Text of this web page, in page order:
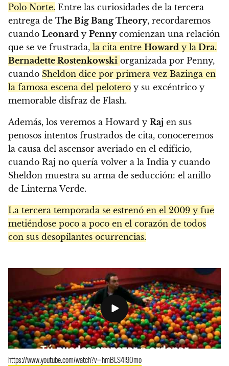
Polo Norte. Entre las curiosidades de la tercera
entrega de The Big Bang Theory, recordaremos
cuando Leonard y Pennycomienzan una relación
que se ve frustrada, la cita entre Howard y la Dra.
Bernadette Rostenkowski organizada por Penny,
cuando Sheldon dice por primera vez Bazinga en
la famosa escena del pelotero y su excéntrico y
memorable disfraz de Flash.
Además, los veremos a Howard y Raj en sus
penosos intentos frustrados de cita, conoceremos
la causa del ascensor averiado en el edificio,
cuando Raj no quería volver a la India y cuando
Sheldon muestra su arma de seducción: el anillo
de Linterna Verde.
La tercera temporada se estrenó en el 2009 y fue
metiéndose poco a poco en el corazón de todos
con sus desopilantes ocurrencias.
https://www.youtube.com/watch?v=hmBLS4I90mo